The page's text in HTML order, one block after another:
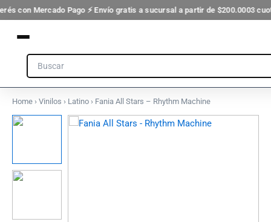
con Mercado Pago ⚡ Envío gratis a sucursal a partir de $200.0003
Ir
al
contenido
Search
Home › Vinilos › Latino › Fania All Stars – Rhythm Machine